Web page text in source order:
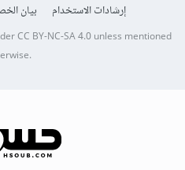
إرشادات الاستخدام
بيان
CC BY-NC-SA 4.0unless mentioned